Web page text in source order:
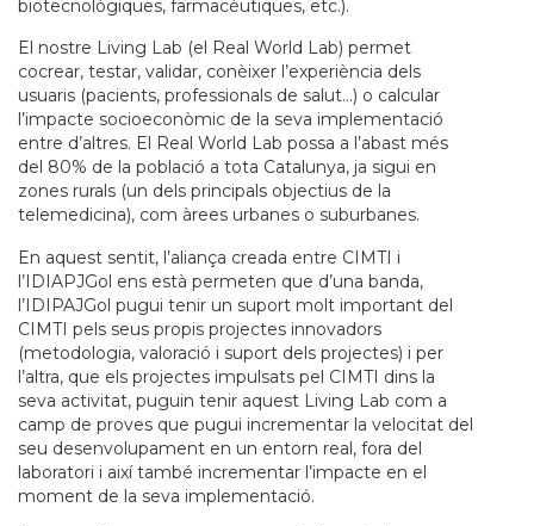
biotecnològiques, farmacèutiques, etc.).
El nostre Living Lab (el Real World Lab) permet
cocrear, testar, validar, conèixer l’experiència dels
usuaris (pacients, professionals de salut…) o calcular
l’impacte socioeconòmic de la seva implementació
entre d’altres. El Real World Lab possa a l’abast més
del 80% de la població a tota Catalunya, ja sigui en
zones rurals (un dels principals objectius de la
telemedicina), com àrees urbanes o suburbanes.
En aquest sentit, l’aliança creada entre CIMTI i
l’IDIAPJGol ens està permeten que d’una banda,
l’IDIPAJGol pugui tenir un suport molt important del
CIMTI pels seus propis projectes innovadors
(metodologia, valoració i suport dels projectes) i per
l’altra, que els projectes impulsats pel CIMTI dins la
seva activitat, puguin tenir aquest Living Lab com a
camp de proves que pugui incrementar la velocitat del
seu desenvolupament en un entorn real, fora del
laboratori i així també incrementar l’impacte en el
moment de la seva implementació.